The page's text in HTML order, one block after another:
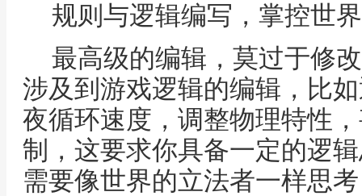
规则与逻辑编写，掌控世
最高级的编辑，莫过于修
涉及到游戏逻辑的编辑，比
夜循环速度，调整物理特性
制，这要求你具备一定的逻
需要像世界的立法者一样思